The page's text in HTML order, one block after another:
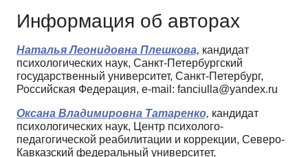
Информация об авторах
Наталья Леонидовна Плешкова, кандидат
психологических наук, Санкт-Петербургский
государственный университет, Санкт-Петербург,
Российская Федерация, e-mail: fanciulla@yandex.ru
Оксана Владимировна Татаренко, кандидат
психологических наук, Центр психолого-
педагогической реабилитации и коррекции, Северо-
Кавказский федеральный университет,